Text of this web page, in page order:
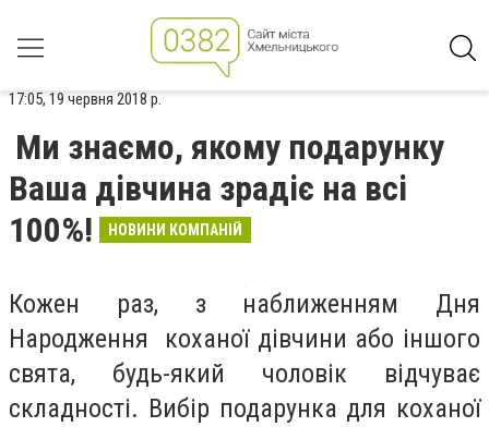
17:05, 19 червня 2018 р.
Ми знаємо, якому подарунку
Ваша дівчина зрадіє на всі
100%!
НОВИНИ КОМПАНІЙ
Кожен раз, з наближенням Дня
Народження коханої дівчини або іншого
свята, будь-який чоловік відчуває
складності. Вибір подарунка для коханої